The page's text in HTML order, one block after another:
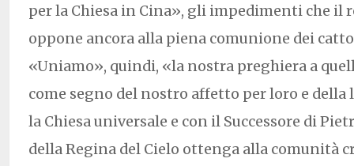
per la Chiesa in Cina», gli impedimenti che il
oppone ancora alla piena comunione dei
«Uniamo», quindi, «la nostra preghiera a
come segno del nostro affetto per loro e
la Chiesa universale e con il Successore di
della Regina del Cielo ottenga alla comunità